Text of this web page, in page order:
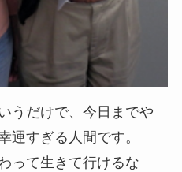
うだけで、今日までや
運すぎる人間です。
って生きて行けるな